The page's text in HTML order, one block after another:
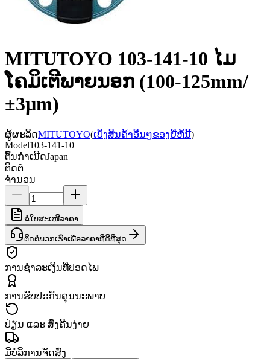
MITUTOYO 103-141-10 ໄມ
ໂຄມິເຕີພາຍນອກ (100-125mm/
±3µm)
ຜູ້ຜະລິດMITUTOYO(ເບິ່ງສິນຄ້າອື່ນໆຂອງຍີ່ຫໍ້ນີ້)
Model103-141-10
ຕົ້ນກຳເນີດJapan
ຕິດຕໍ່
ຈຳນວນ
ຂໍໃບສະເໜີລາຄາ
ຕິດຕໍ່ພວກເຮົາເພື່ອລາຄາທີ່ດີທີ່ສຸດ
ການຊຳລະເງິນທີ່ປອດໄພ
ການຮັບປະກັນຄຸນນະພາບ
ປ່ຽນ ແລະ ສົ່ງຄືນງ່າຍ
ມີບໍລິການຈັດສົ່ງ